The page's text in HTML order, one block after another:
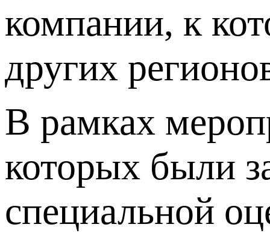
компании, к
других
В рамках
которых были
специальной